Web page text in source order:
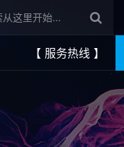
【 服务热线 】